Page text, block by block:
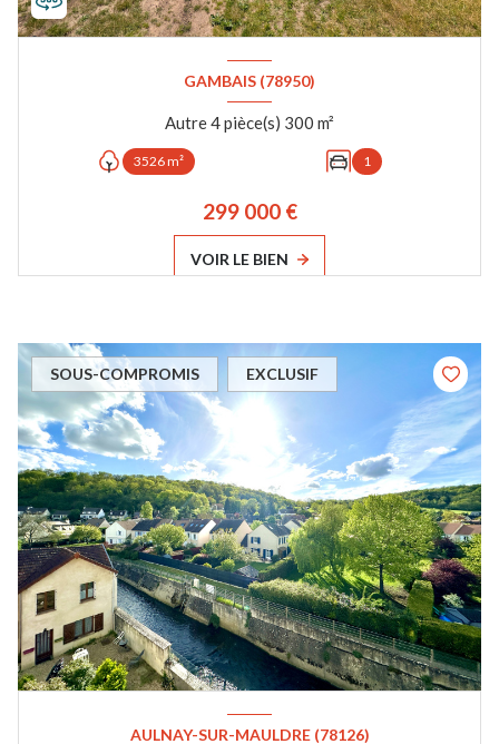
GAMBAIS (78950)
Autre 4 pièce(s) 300 m²
3526 m² 1
299 000 €
VOIR LE BIEN
SOUS-COMPROMIS EXCLUSIF
AULNAY-SUR-MAULDRE (78126)